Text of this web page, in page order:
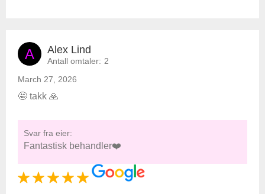
A Alex Lind
Antall omtaler: 2
March 27, 2026
🤩 takk 🙏
Svar fra eier:
Fantastisk behandler❤️